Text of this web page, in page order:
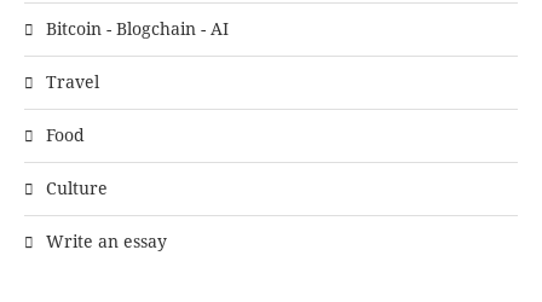
Bitcoin - Blogchain - AI
Travel
Food
Culture
Write an essay